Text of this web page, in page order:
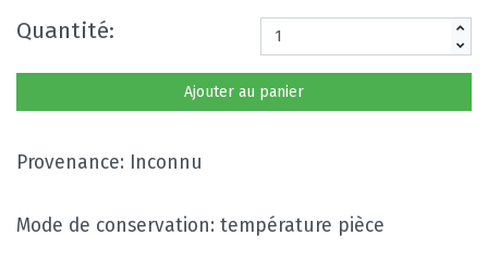
Quantité:
Ajouter au panier
Provenance: Inconnu
Mode de conservation: température pièce